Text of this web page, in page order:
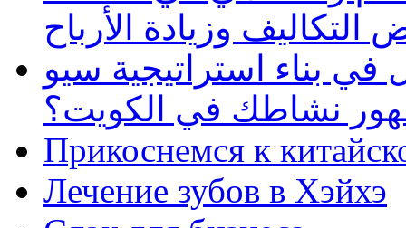
وزيادة الأرباح
بناء استراتيجية سيو
نشاطك في الكويت؟
Прикоснемся к
Лечение зубов в Хэйхэ